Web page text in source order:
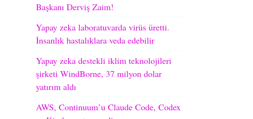
Başkanı Derviş Zaim!
Yapay zeka laboratuvarda virüs üretti.
İnsanlık hastalıklara veda edebilir
Yapay zeka destekli iklim teknolojileri
şirketi WindBorne, 37 milyon dolar
yatırım aldı
AWS, Continuum’u Claude Code, Codex